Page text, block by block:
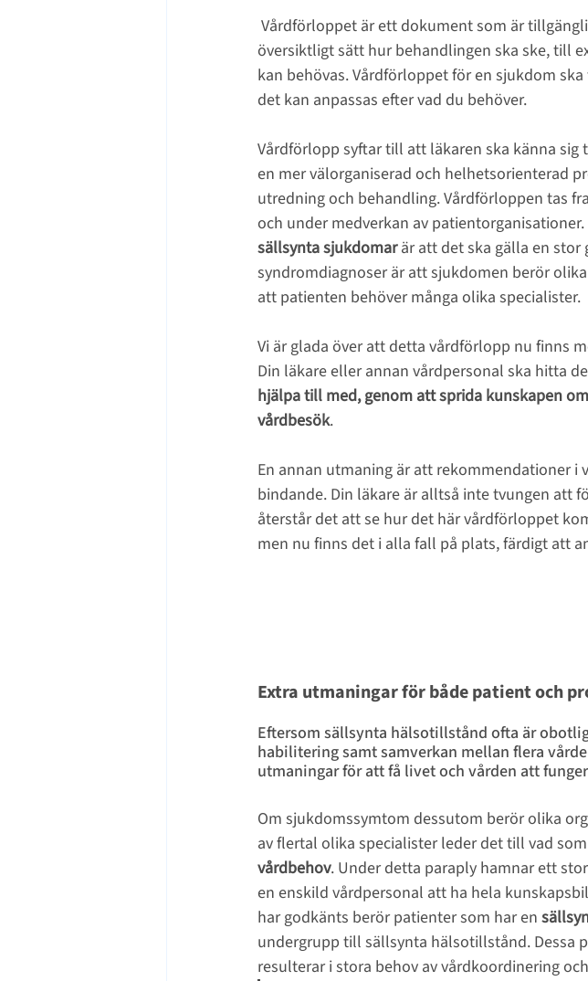
Vårdförloppet är ett dokument som är
översiktligt sätt hur behandlingen ska ske, till
kan behövas. Vårdförloppet för en sjukdom
det kan anpassas efter vad du behöver.
Vårdförlopp syftar till att läkaren ska känna
en mer välorganiserad och helhetsorienterad
utredning och behandling. Vårdförloppen tas
och under medverkan av
sällsynta sjukdomar är att det ska gälla en stor
syndromdiagnoser är att sjukdomen berör
att patienten behöver många olika specialister.
Vi är glada över att detta vårdförlopp nu finns
Din läkare eller annan vårdpersonal ska hitta
hjälpa till med, genom att sprida kunskapen
vårdbesök.
En annan utmaning är att rekommendationer i
bindande. Din läkare är alltså inte tvungen att
återstår det att se hur det här vårdförloppet
men nu finns det i alla fall på plats, färdigt att
Extra utmaningar för både patient och
Eftersom sällsynta hälsotillstånd ofta är
habilitering samt samverkan mellan flera
utmaningar för att få livet och vården att
Om sjukdomssymtom dessutom berör olika
av flertal olika specialister leder det till vad
vårdbehov. Under detta paraply hamnar ett
en enskild vårdpersonal att ha hela
har godkänts berör patienter som har en
undergrupp till sällsynta hälsotillstånd. Dessa
resulterar i stora behov av vårdkoordinering